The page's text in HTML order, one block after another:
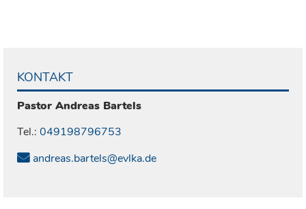
KONTAKT
Pastor Andreas Bartels
Tel.: 049198796753
andreas.bartels@evlka.de